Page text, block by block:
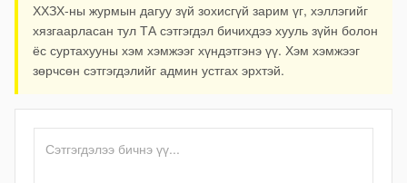
ХХЗХ-ны журмын дагуу зүй зохисгүй зарим үг, хэллэгийг
хязгаарласан тул ТА сэтгэгдэл бичихдээ хууль зүйн болон
ёс суртахууны хэм хэмжээг хүндэтгэнэ үү. Хэм хэмжээг
зөрчсөн сэтгэгдэлийг админ устгах эрхтэй.